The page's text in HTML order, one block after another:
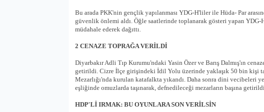
Bu arada PKK'nin gençlik yapılanması YDG-H'liler ile Hüda- Par
güvenlik önlemi aldı. Öğle saatlerinde toplanarak gösteri yapan
müdahale ederek dağıttı.
2 CENAZE TOPRAĞA VERİLDİ
Diyarbakır Adli Tıp Kurumu'ndaki Yasin Özer ve Barış Dalmış'ın
getirildi. Cizre İlçe girişindeki İdil Yolu üzerinde yaklaşık 50 bin kişi
Mezarlığı'nda kurulan katafalkta yıkandı. Daha sonra dini vecibeleri
eşliğinde omuzlarda taşınarak, defnedileceği mezarların başına getirildi.
HDP'Lİ IRMAK: BU OYUNLARA SON VERİLSİN